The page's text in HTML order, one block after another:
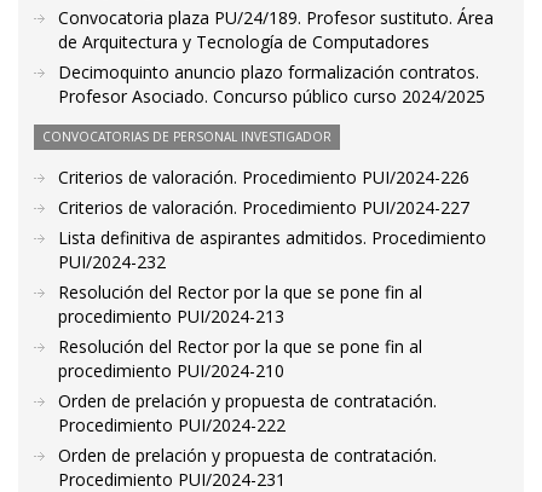
Convocatoria plaza PU/24/189. Profesor sustituto. Área
de Arquitectura y Tecnología de Computadores
Decimoquinto anuncio plazo formalización contratos.
Profesor Asociado. Concurso público curso 2024/2025
CONVOCATORIAS DE PERSONAL INVESTIGADOR
Criterios de valoración. Procedimiento PUI/2024-226
Criterios de valoración. Procedimiento PUI/2024-227
Lista definitiva de aspirantes admitidos. Procedimiento
PUI/2024-232
Resolución del Rector por la que se pone fin al
procedimiento PUI/2024-213
Resolución del Rector por la que se pone fin al
procedimiento PUI/2024-210
Orden de prelación y propuesta de contratación.
Procedimiento PUI/2024-222
Orden de prelación y propuesta de contratación.
Procedimiento PUI/2024-231